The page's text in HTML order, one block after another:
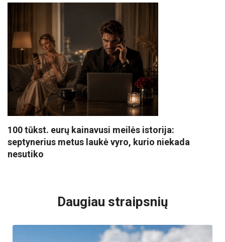
100 tūkst. eurų kainavusi meilės istorija:
septynerius metus laukė vyro, kurio niekada
nesutiko
Daugiau straipsnių